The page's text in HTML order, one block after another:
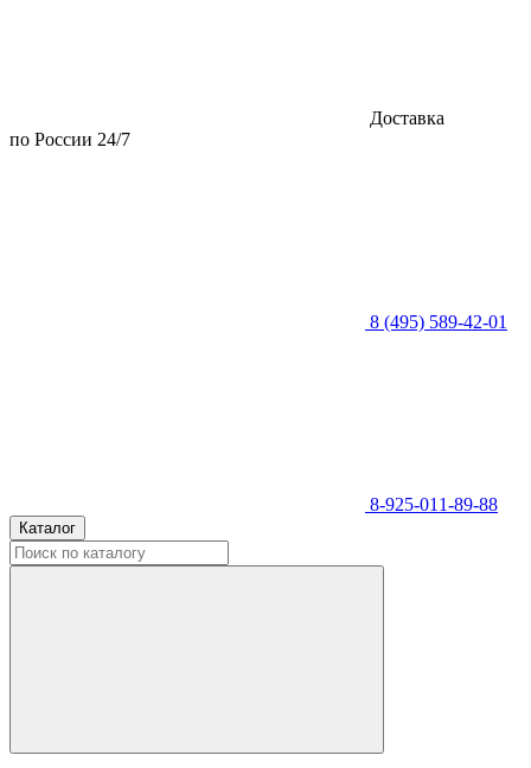
Доставка
по России 24/7
8 (495) 589-42-01
8-925-011-89-88
Каталог